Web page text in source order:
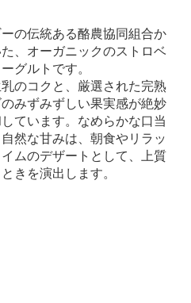
の伝統ある酪農協同組合か
、オーガニックのストロベ
グルトです。
のコクと、厳選された完熟
みずみずしい果実感が絶妙
ています。なめらかな口当
然な甘みは、朝食やリラッ
イムのデザートとして、上質
きを演出します。